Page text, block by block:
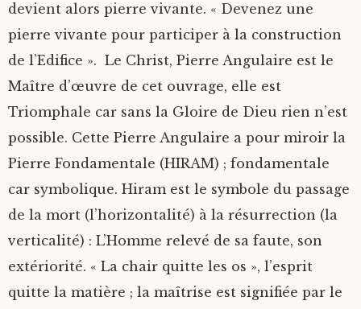
devient alors pierre vivante. « Devenez une
pierre vivante pour participer à la construction
de l’Edifice ». Le Christ, Pierre Angulaire est le
Maître d’œuvre de cet ouvrage, elle est
Triomphale car sans la Gloire de Dieu rien n’est
possible. Cette Pierre Angulaire a pour miroir la
Pierre Fondamentale (HIRAM) ; fondamentale
car symbolique. Hiram est le symbole du passage
de la mort (l’horizontalité) à la résurrection (la
verticalité) : L’Homme relevé de sa faute, son
extériorité. « La chair quitte les os », l’esprit
quitte la matière ; la maîtrise est signifiée par le